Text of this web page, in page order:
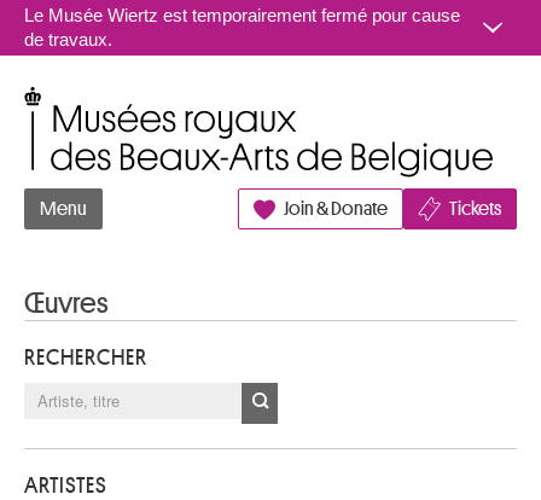
Aller au contenu
Le Musée Wiertz est temporairement fermé pour cause
de travaux.
Menu Join & Donate Tickets
Œuvres
RECHERCHER
ARTISTES